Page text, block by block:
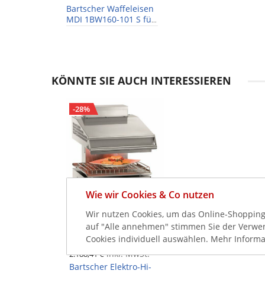
Bartscher Waffeleisen
MDI 1BW160-101 S für
KÖNNTE SIE AUCH INTERESSIEREN
-28%
1.839,00 €
2.549,00 €
2.188,41 €inkl. MwSt.
Bartscher Elektro-Hi-
Wie wir Cookies & Co nutzen
Wir nutzen Cookies, um das Online-
auf "Alle annehmen" stimmen Sie der
Cookies individuell auswählen. Mehr